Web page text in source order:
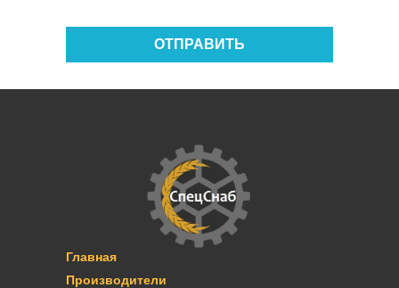
ОТПРАВИТЬ
Главная
Производители